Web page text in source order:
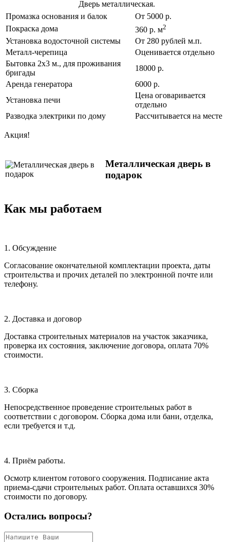
Дверь металлическая.
Промазка основания и балок
От 5000 р.
Покраска дома
360 р. м2
Установка водосточной системы
От 280 рублей м.п.
Металл-черепица
Оценивается отдельно
Бытовка 2х3 м., для проживания
бригады
18000 р.
Аренда генератора
6000 р.
Установка печи
Цена оговаривается
отдельно
Разводка электрики по дому
Рассчитывается на месте
Акция!
Металлическая дверь в
подарок
Как мы работаем
1. Обсуждение
Согласование окончательной комплектации проекта, даты
строительства и прочих деталей по электронной почте или
телефону.
2. Доставка и договор
Доставка строительных материалов на участок заказчика,
проверка их состояния, заключение договора, оплата 70%
стоимости.
3. Сборка
Непосредственное проведение строительных работ в
соответствии с договором. Сборка дома или бани, отделка,
если требуется и т.д.
4. Приём работы.
Осмотр клиентом готового сооружения. Подписание акта
приема-сдачи строительных работ. Оплата оставшихся 30%
стоимости по договору.
Остались вопросы?